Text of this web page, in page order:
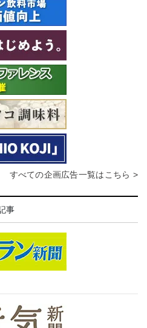
すべての企画広告一覧はこちら >
事